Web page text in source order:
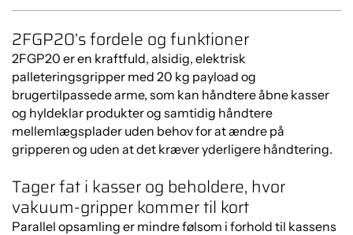
2FGP20’s fordele og funktioner
2FGP20 er en kraftfuld, alsidig, elektrisk
palleteringsgripper med 20 kg payload og
brugertilpassede arme, som kan håndtere åbne kasser
og hyldeklar produkter og samtidig håndtere
mellemlægsplader uden behov for at ændre på
gripperen og uden at det kræver yderligere håndtering.
Tager fat i kasser og beholdere, hvor
vakuum-gripper kommer til kort
Parallel opsamling er mindre følsom i forhold til kassens